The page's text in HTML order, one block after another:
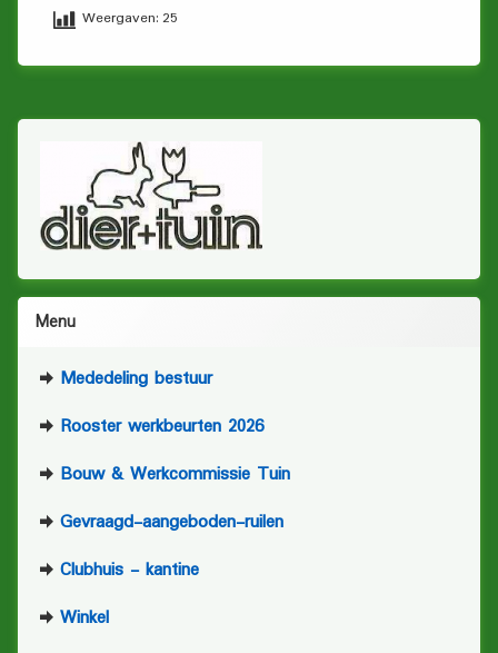
Weergaven:25
Menu
Mededeling bestuur
Rooster werkbeurten 2026
Bouw & Werkcommissie Tuin
Gevraagd-aangeboden-ruilen
Clubhuis - kantine
Winkel